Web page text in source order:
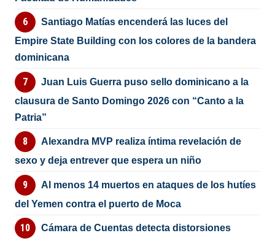
Santiago Matías encenderá las luces del
Empire State Building con los colores de la bandera
dominicana
Juan Luis Guerra puso sello dominicano a la
clausura de Santo Domingo 2026 con “Canto a la
Patria”
Alexandra MVP realiza íntima revelación de
sexo y deja entrever que espera un niño
Al menos 14 muertos en ataques de los hutíes
del Yemen contra el puerto de Moca
Cámara de Cuentas detecta distorsiones